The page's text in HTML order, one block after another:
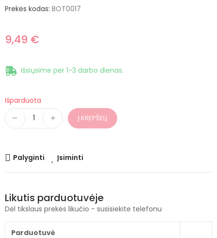
Prekės kodas: BOT0017
9,49 €
Išsiųsime per 1-3 darbo dienas.
Išparduota
Į KREPŠELĮ
Palyginti Įsiminti
Likutis parduotuvėje
Dėl tikslaus prekės likučio - susisiekite telefonu
Parduotuvė